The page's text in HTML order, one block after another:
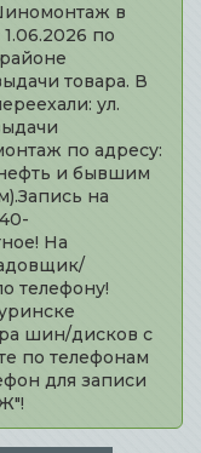
в
по
товара. В
ул.
по адресу:
и бывшим
на
На
телефону!
шин/дисков с
по телефонам
для записи